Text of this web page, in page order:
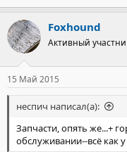
Foxhound
Активный
15 Май 2015
неспич написал(а):
Запчасти, опять же...+
обслуживании--всё как